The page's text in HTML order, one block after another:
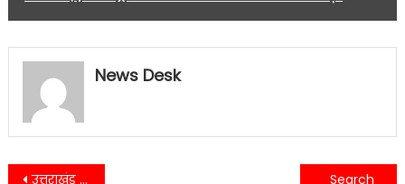
News Desk
उत्तराखंड में भी कोरोना के बढ़ते केसो को लेकर हुआ सतर्क स्वास्थ्य विभाग…..
हरि नाम श्रवण से होती है अंतरमन को शांति की अनुभूति-विधायक शिव अरोरा….